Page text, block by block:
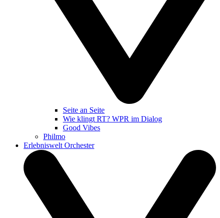
Seite an Seite
Wie klingt RT? WPR im Dialog
Good Vibes
Philmo
Erlebniswelt Orchester